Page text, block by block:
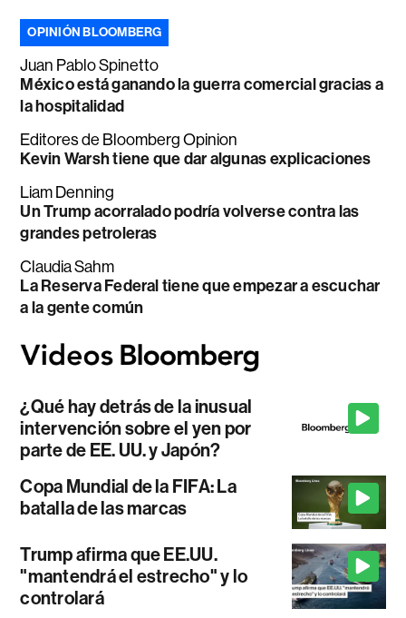
OPINIÓN BLOOMBERG
Juan Pablo Spinetto
México está ganando la guerra comercial gracias a
la hospitalidad
Editores de Bloomberg Opinion
Kevin Warsh tiene que dar algunas explicaciones
Liam Denning
Un Trump acorralado podría volverse contra las
grandes petroleras
Claudia Sahm
La Reserva Federal tiene que empezar a escuchar
a la gente común
¿Qué hay detrás de la inusual
intervención sobre el yen por
parte de EE. UU. y Japón?
Copa Mundial de la FIFA: La
batalla de las marcas
Trump afirma que EE.UU.
"mantendrá el estrecho" y lo
controlará